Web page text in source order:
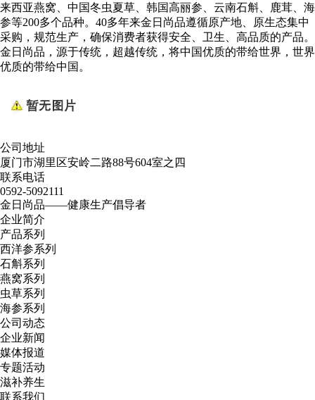
来西亚燕窝、中国冬虫夏草、韩国高丽参、云南石斛、鹿茸、海
参等200多个品种。40多年来金日尚品遵循原产地、原生态集中
采购，规范生产，确保消费者获得安全、卫生、高品质的产品。
金日尚品，源于传统，超越传统，将中国优质的带给世界，世界
优质的带给中国。
公司地址
厦门市湖里区安岭二路88号604室之四
联系电话
0592-5092111
金日尚品——健康生产倡导者
企业简介
产品系列
西洋参系列
石斛系列
燕窝系列
虫草系列
海参系列
公司动态
企业新闻
媒体报道
专题活动
滋补养生
联系我们